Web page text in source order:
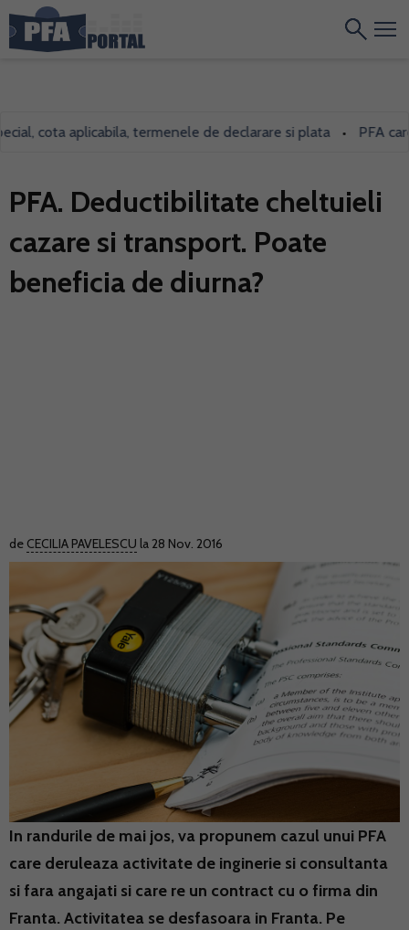
cota aplicabila, termenele de declarare si plata • PFA care
PFA. Deductibilitate cheltuieli
cazare si transport. Poate
beneficia de diurna?
de CECILIA PAVELESCU la 28 Nov. 2016
In randurile de mai jos, va propunem cazul unui PFA
care deruleaza activitate de inginerie si consultanta
si fara angajati si care re un contract cu o firma din
Franta. Activitatea se desfasoara in Franta. Pe